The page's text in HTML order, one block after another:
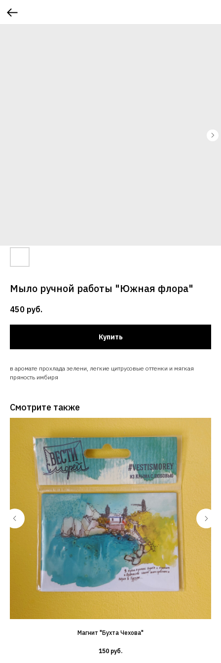
Мыло ручной работы "Южная флора"
450 руб.
Купить
в аромате прохлада зелени, легкие цитрусовые оттенки и мягкая
пряность имбиря
Смотрите также
Магнит "Бухта Чехова"
150 руб.